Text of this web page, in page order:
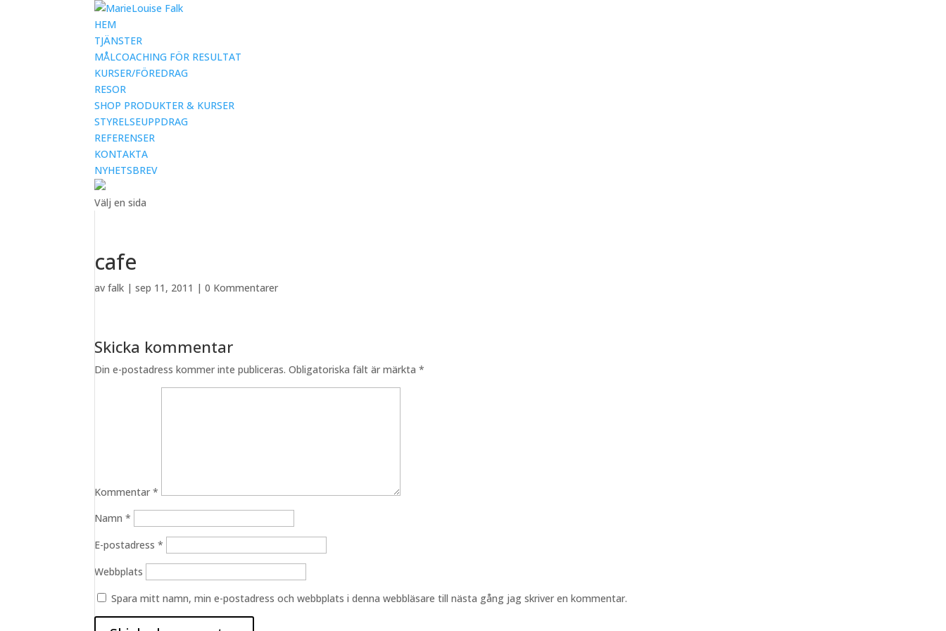
HEM
TJÄNSTER
MÅLCOACHING FÖR RESULTAT
KURSER/FÖREDRAG
RESOR
SHOP PRODUKTER & KURSER
STYRELSEUPPDRAG
REFERENSER
KONTAKTA
NYHETSBREV
Välj en sida
cafe
avfalk |sep 11, 2011 |0 Kommentarer
Skicka kommentar
Din e-postadress kommer inte publiceras. Obligatoriska fält är märkta*
Kommentar*
Namn*
E-postadress*
Webbplats
Spara mitt namn, min e-postadress och webbplats i denna webbläsare till nästa gång jag skriver en kommentar.